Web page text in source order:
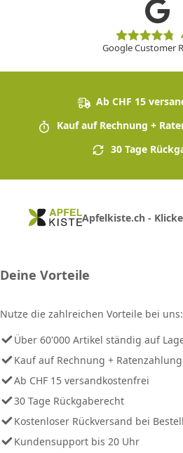
Google Customer
Ab CHF 15
Kauf auf Rechnung +
30 Tage
Apfelkiste.ch -
Deine Vorteile
Nutze die zahlreichen Vorteile bei uns:
Über 60'000 Artikel ständig auf
Kauf auf Rechnung + Ratenzahlung
Ab CHF 15 versandkostenfrei
30 Tage Rückgaberecht
Kostenloser Rückversand bei
Kundensupport bis 20 Uhr